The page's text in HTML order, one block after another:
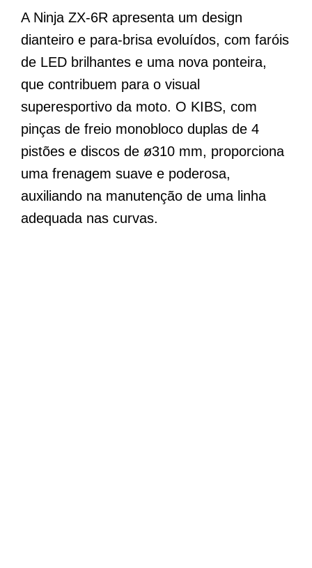
A Ninja ZX-6R apresenta um design
dianteiro e para-brisa evoluídos, com faróis
de LED brilhantes e uma nova ponteira,
que contribuem para o visual
superesportivo da moto. O KIBS, com
pinças de freio monobloco duplas de 4
pistões e discos de ø310 mm, proporciona
uma frenagem suave e poderosa,
auxiliando na manutenção de uma linha
adequada nas curvas.